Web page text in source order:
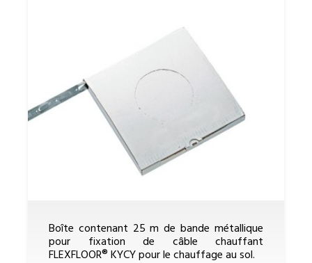
Boîte contenant 25 m de bande métallique
pour fixation de câble chauffant
FLEXFLOOR® KYCY pour le chauffage au sol.